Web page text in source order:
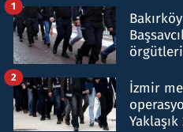
1
İzmir
2